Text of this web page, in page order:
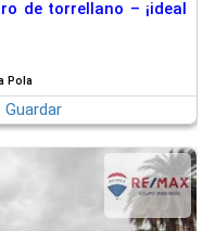
de torrellano – ¡ideal
Pola
Guardar